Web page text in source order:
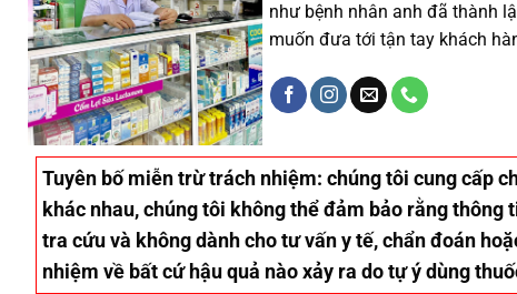
nhưbệnh nhân anh đã thành
muốn đưa tới tận tay khách
Tuyên bố miễn trừ trách nhiệm: chúng tôi cung cấp
khác nhau, chúng tôi không thể đảm bảo rằng
tra cứu và không dành cho tư vấn y tế, chẩn đoán
nhiệm về bất cứ hậu quả nào xảy ra do tự ý dùng